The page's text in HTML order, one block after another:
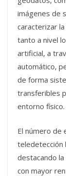
imágenes de
caracterizar
tanto a nivel
artificial, a
automático,
de forma
transferibles
entorno físico.
El número de
teledetección
destacando
con mayor